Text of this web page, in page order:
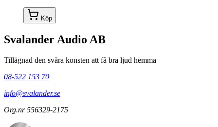
Köp
Svalander Audio AB
Tillägnad den svåra konsten att få bra ljud hemma
08-522 153 70
info@svalander.se
Org.nr 556329-2175